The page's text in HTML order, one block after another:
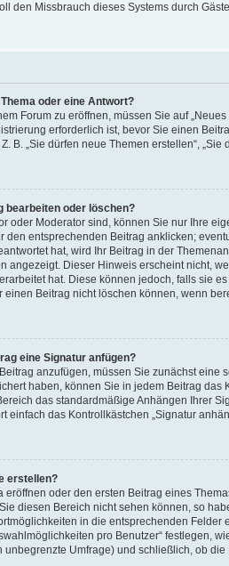
den Missbrauch dieses Systems durch
oder eine Antwort?
Forum zu eröffnen, müssen Sie auf
erforderlich ist, bevor Sie einen
B. „Sie dürfen neue Themen erstellen“,
bearbeiten oder löschen?
oder Moderator sind, können Sie nur Ihre
den entsprechenden Beitrag anklicken;
hat, wird Ihr Beitrag in der
angezeigt. Dieser Hinweis erscheint nicht,
hat. Diese können jedoch, falls sie
einen Beitrag nicht löschen können, wenn
eine Signatur anfügen?
anzufügen, müssen Sie zunächst
haben, können Sie in jedem Beitrag
das standardmäßige Anhängen Ihrer
einfach das Kontrollkästchen „Signatur
erstellen?
eröffnen oder den ersten Beitrag eines
diesen Bereich nicht sehen können, so
in die entsprechenden
pro Benutzer“ festlegen,
unbegrenzte Umfrage) und schließlich, ob